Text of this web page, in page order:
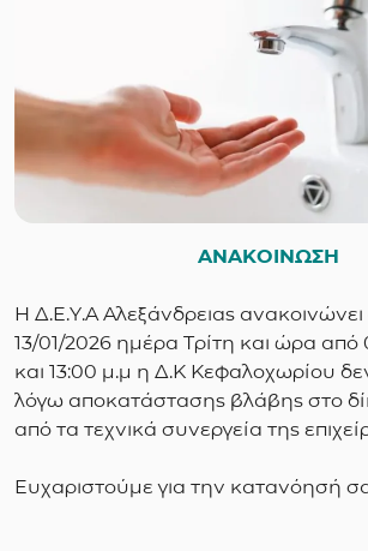
ΑΝΑΚΟΙΝΩΣΗ
Η Δ.Ε.Υ.Α Αλεξάνδρειας ανακοινώνει
13/01/2026 ημέρα Τρίτη και ώρα
και 13:00 μ.μ η Δ.Κ Κεφαλοχωρίου
λόγω αποκατάστασης βλάβης στο
από τα τεχνικά συνεργεία της
Ευχαριστούμε για την κατανόησή